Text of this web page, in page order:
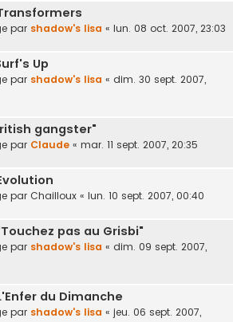
par shadow's lisa « lun. 08 oct. 2007, 23:03
Up
par shadow's lisa « dim. 30 sept. 2007,
gangster"
par Claude « mar. 11 sept. 2007, 20:35
par Chailloux « lun. 10 sept. 2007, 00:40
pas au Grisbi"
par shadow's lisa « dim. 09 sept. 2007,
du Dimanche
par shadow's lisa « jeu. 06 sept. 2007,